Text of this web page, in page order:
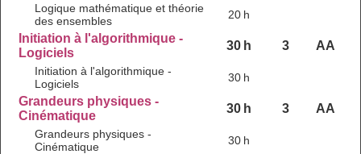
Logique mathématique et théorie
des ensembles
20 h
Initiation à l'algorithmique -
Logiciels
30 h 3 AA
Initiation à l'algorithmique -
Logiciels
30 h
Grandeurs physiques -
Cinématique
30 h 3 AA
Grandeurs physiques -
Cinématique
30 h